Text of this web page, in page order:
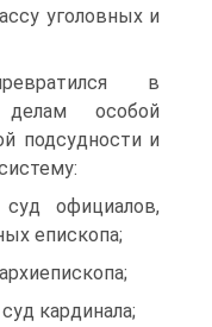
уголовных и
в
особой
подсудности и
официалов,
епископа;
кардинала;